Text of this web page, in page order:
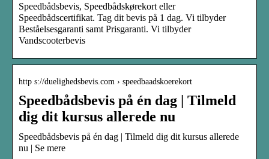
Speedbådsbevis, Speedbådskørekort eller
Speedbådscertifikat. Tag dit bevis på 1 dag. Vi tilbyder
Beståelsesgaranti samt Prisgaranti. Vi tilbyder
Vandscooterbevis
http s://duelighedsbevis.com › speedbaadskoerekort
Speedbådsbevis på én dag | Tilmeld
dig dit kursus allerede nu
Speedbådsbevis på én dag | Tilmeld dig dit kursus allerede
nu | Se mere